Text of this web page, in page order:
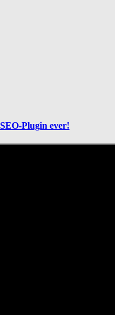
Plugin ever!